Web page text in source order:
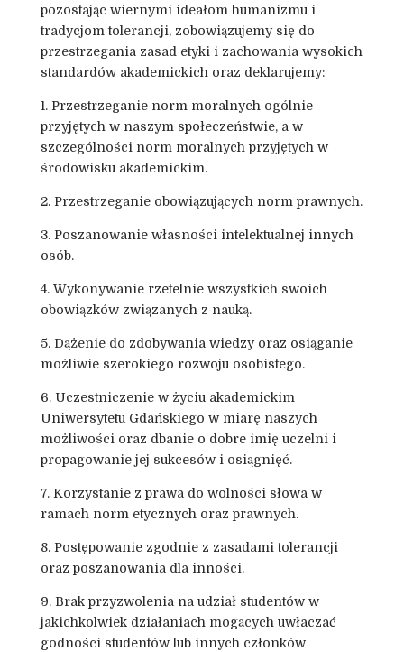
pozostając wiernymi ideałom humanizmu i
tradycjom tolerancji, zobowiązujemy się do
przestrzegania zasad etyki i zachowania wysokich
standardów akademickich oraz deklarujemy:
1. Przestrzeganie norm moralnych ogólnie
przyjętych w naszym społeczeństwie, a w
szczególności norm moralnych przyjętych w
środowisku akademickim.
2. Przestrzeganie obowiązujących norm prawnych.
3. Poszanowanie własności intelektualnej innych
osób.
4. Wykonywanie rzetelnie wszystkich swoich
obowiązków związanych z nauką.
5. Dążenie do zdobywania wiedzy oraz osiąganie
możliwie szerokiego rozwoju osobistego.
6. Uczestniczenie w życiu akademickim
Uniwersytetu Gdańskiego w miarę naszych
możliwości oraz dbanie o dobre imię uczelni i
propagowanie jej sukcesów i osiągnięć.
7. Korzystanie z prawa do wolności słowa w
ramach norm etycznych oraz prawnych.
8. Postępowanie zgodnie z zasadami tolerancji
oraz poszanowania dla inności.
9. Brak przyzwolenia na udział studentów w
jakichkolwiek działaniach mogących uwłaczać
godności studentów lub innych członków